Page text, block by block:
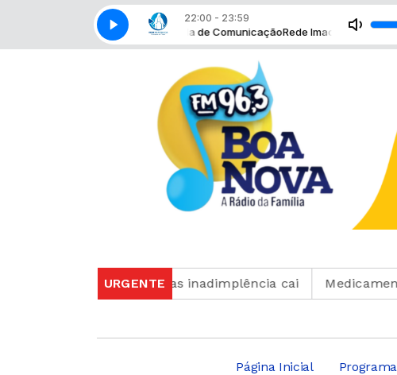
22:00 - 23:59
com Rede Imaculada de ComunicaçãoRede Imaculada de
URGENTE
sobe para 82%, mas inadimplência cai
Página Inicial